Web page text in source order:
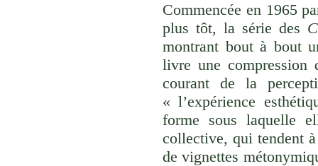
Commencée en 1965
plus tôt, la série des
montrant bout à bout
livre une compression
courant de la
« l’expérience
forme sous laquelle
collective, qui tendent
de vignettes